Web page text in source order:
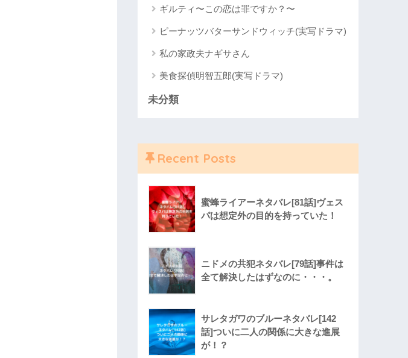
ギルティ〜この恋は罪ですか？〜
ピーナッツバターサンドウィッチ(実写ドラマ)
私の家政夫ナギサさん
美食探偵明智五郎(実写ドラマ)
未分類
Recent Posts
蜜蜂ライアーネタバレ[81話]ヴェス
パは想定外の目的を持っていた！
ニドメの共犯ネタバレ[79話]事件は
全て解決したはずなのに・・・。
サレタガワのブルーネタバレ[142
話]ついに二人の関係に大きな進展
が！？